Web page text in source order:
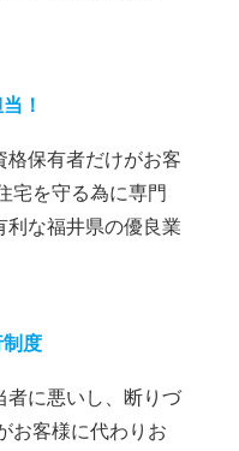
！
格保有者だけがお客
宅を守る為に専門
利な福井県の優良業
度
者に悪いし、断りづ
お客様に代わりお